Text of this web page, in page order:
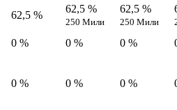
62,5 %
62,5 %
250 Мили
62,5 %
250 Мили
0 % 0 % 0 %
0 % 0 % 0 %